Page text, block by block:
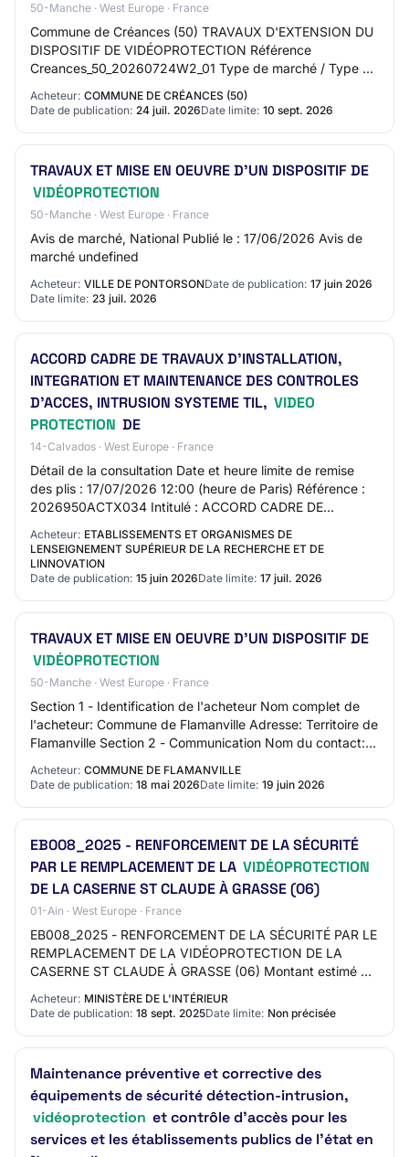
50-Manche · West Europe · France
Commune de Créances (50) TRAVAUX D'EXTENSION DU
DISPOSITIF DE VIDÉOPROTECTION Référence
Creances_50_20260724W2_01 Type de marché / Type de
prestation Public (CT et organismes assimilés) / Travaux
Réf…
Acheteur: COMMUNE DE CRÉANCES (50)
Date de publication: 24 juil. 2026Date limite: 10 sept. 2026
TRAVAUX ET MISE EN OEUVRE D'UN DISPOSITIF DE
VIDÉOPROTECTION
50-Manche · West Europe · France
Avis de marché, National Publié le : 17/06/2026 Avis de
marché undefined
Acheteur: VILLE DE PONTORSONDate de publication: 17 juin 2026
Date limite: 23 juil. 2026
ACCORD CADRE DE TRAVAUX D'INSTALLATION,
INTEGRATION ET MAINTENANCE DES CONTROLES
D'ACCES, INTRUSION SYSTEME TIL, VIDEO
PROTECTION DE
14-Calvados · West Europe · France
Détail de la consultation Date et heure limite de remise
des plis : 17/07/2026 12:00 (heure de Paris) Référence :
2026950ACTX034 Intitulé : ACCORD CADRE DE
Acheteur: ETABLISSEMENTS ET ORGANISMES DE
LENSEIGNEMENT SUPÉRIEUR DE LA RECHERCHE ET DE
LINNOVATION
Date de publication: 15 juin 2026Date limite: 17 juil. 2026
TRAVAUX ET MISE EN OEUVRE D'UN DISPOSITIF DE
VIDÉOPROTECTION
50-Manche · West Europe · France
Section 1 - Identification de l'acheteur Nom complet de
l'acheteur: Commune de Flamanville Adresse: Territoire de
Flamanville Section 2 - Communication Nom du contact:
Acheteur: COMMUNE DE FLAMANVILLE
Date de publication: 18 mai 2026Date limite: 19 juin 2026
EB008_2025 - RENFORCEMENT DE LA SÉCURITÉ
PAR LE REMPLACEMENT DE LA VIDÉOPROTECTION
DE LA CASERNE ST CLAUDE À GRASSE (06)
01-Ain · West Europe · France
EB008_2025 - RENFORCEMENT DE LA SÉCURITÉ PAR LE
REMPLACEMENT DE LA VIDÉOPROTECTION DE LA
CASERNE ST CLAUDE À GRASSE (06) Montant estimé du
marché: 50000 EURO Date cible de publication (Attention
: Da…
Acheteur: MINISTÈRE DE L'INTÉRIEUR
Date de publication: 18 sept. 2025Date limite: Non précisée
Maintenance préventive et corrective des
équipements de sécurité détection-intrusion,
vidéoprotection et contrôle d'accès pour les
services et les établissements publics de l'état en